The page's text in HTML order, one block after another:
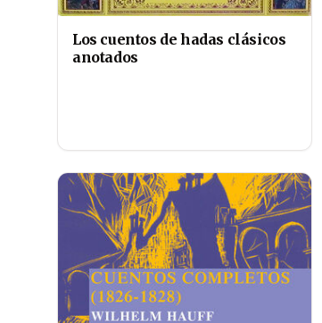
Los cuentos de hadas clásicos
anotados